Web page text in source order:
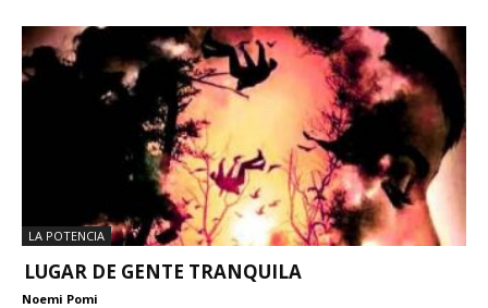
LA POTENCIA
LUGAR DE GENTE TRANQUILA
Noemi Pomi